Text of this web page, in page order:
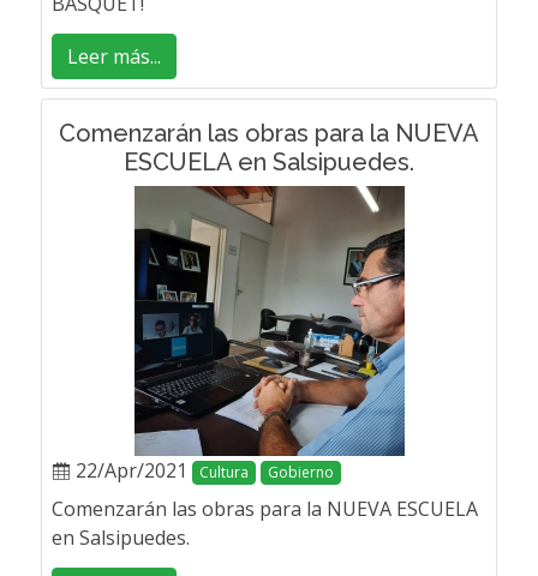
Leer más...
Comenzarán las obras para la NUEVA
ESCUELA en Salsipuedes.
22/Apr/2021 Cultura Gobierno
Comenzarán las obras para la NUEVA ESCUELA
en Salsipuedes.